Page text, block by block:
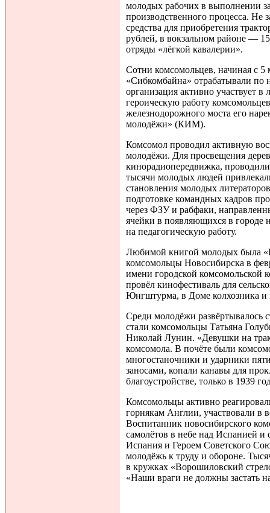
молодых рабочих в выполнении
производственного процесса. Не
средства для приобретения
рублей, в вокзальном районе —
отряды «лёгкой кавалерии».
Сотни комсомольцев, начиная с 5
«Сибкомбайна» отрабатывали по
организация активно участвует
героическую работу
железнодорожного моста его
молодёжи» (КИМ).
Комсомол проводил активную
молодёжи. Для просвещения
кинорадиопередвижка,
тысячи молодых людей
становления молодых
подготовке командных кадров
через ФЗУ и рабфаки,
ячейки в появляющихся в городе
на педагогическую работу.
Любимой книгой молодых была
комсомольцы Новосибирска в
имени городской комсомольской
провёл кинофестиваль для
Юнгштурма, в Доме колхозника и
Среди молодёжи развёртывалось
стали комсомольцы Татьяна
Николай Лунин. «Девушки на
комсомола. В почёте были
многостаночники и ударники
заносами, копали канавы для
благоустройстве, только в 1939
Комсомольцы активно
горнякам Англии, участвовали в
Воспитанник новосибирского
самолётов в небе над Испанией и
Испания и Героем Советского
молодёжь к труду и обороне.
в кружках «Ворошиловский
«Наши враги не должны застать